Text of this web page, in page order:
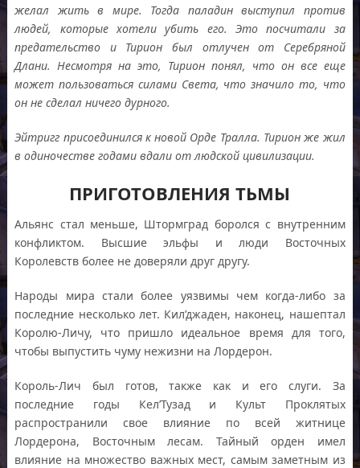
желал жить в мире. Тогда паладин выступил против
людей, которые хотели убить его. Это посчитали за
предательство и Тирион был отлучен от Серебряной
Длани. Несмотря на это, Тирион понял, что он все еще
может пользоваться силами Света, что значило то, что
он не сделал ничего дурного.
Эйтригг присоединился к новой Орде Тралла. Тирион же жил
в одиночестве годами вдали от людской цивилизации.
ПРИГОТОВЛЕНИЯ ТЬМЫ
Альянс стал меньше, Штормград боролся с внутренним
конфликтом. Высшие эльфы и люди Восточных
Королевств более не доверяли друг другу.
Народы мира стали более уязвимы чем когда-либо за
последние несколько лет. Кил’джаден, наконец, нашептал
Королю-Личу, что пришло идеальное время для того,
чтобы выпустить чуму нежизни на Лордерон.
Король-Лич был готов, также как и его слуги. За
последние годы Кел’Тузад и Культ Проклятых
распространили свое влияние по всей житнице
Лордерона, Восточным лесам. Тайный орден имел
влияние на множество важных мест, самым заметным из